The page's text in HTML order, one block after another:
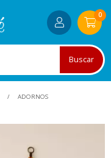
Buscar
0
ADORNOS